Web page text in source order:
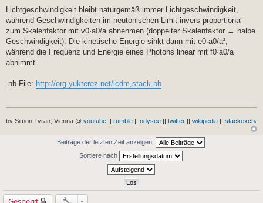
Lichtgeschwindigkeit bleibt naturgemäß immer Lichtgeschwindigkeit,
während Geschwindigkeiten im neutonischen Limit invers proportional
zum Skalenfaktor mit v0·a0/a abnehmen (doppelter Skalenfaktor → halbe
Geschwindigkeit). Die kinetische Energie sinkt dann mit e0·a0/a²,
während die Frequenz und Energie eines Photons linear mit f0·a0/a
abnimmt.
.nb-File: http://org.yukterez.net/lcdm,stack.nb
by Simon Tyran, Vienna @ youtube || rumble || odysee || twitter || wikipedia ||
Beiträge der letzten Zeit anzeigen:
Sortiere nach